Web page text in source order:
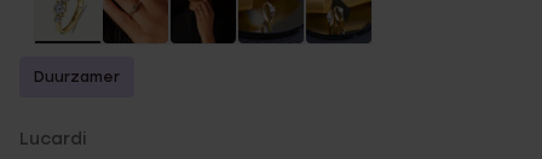
Duurzamer
Lucardi